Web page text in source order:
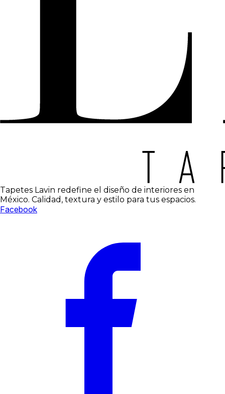
Tapetes Lavin redefine el diseño de interiores en
México. Calidad, textura y estilo para tus espacios.
Facebook